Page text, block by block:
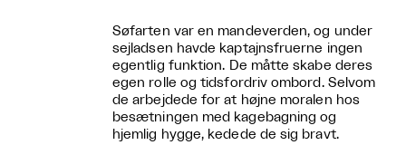
Søfarten var en mandeverden, og under
sejladsen havde kaptajnsfruerne ingen
egentlig funktion. De måtte skabe deres
egen rolle og tidsfordriv ombord. Selvom
de arbejdede for at højne moralen hos
besætningen med kagebagning og
hjemlig hygge, kedede de sig bravt.